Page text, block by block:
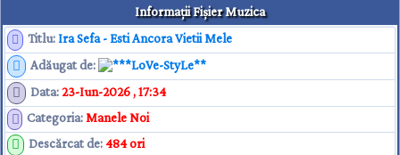
Informaţii Fişier Muzica
Titlu: Ira Sefa - Esti Ancora Vietii Mele
Adăugat de:
**LoVe-StyLe**
Data:23-Iun-2026 , 17:34
Categoria: Manele Noi
Descărcat de: 484 ori